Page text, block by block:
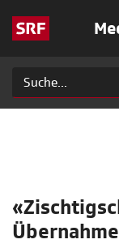
Übernahme